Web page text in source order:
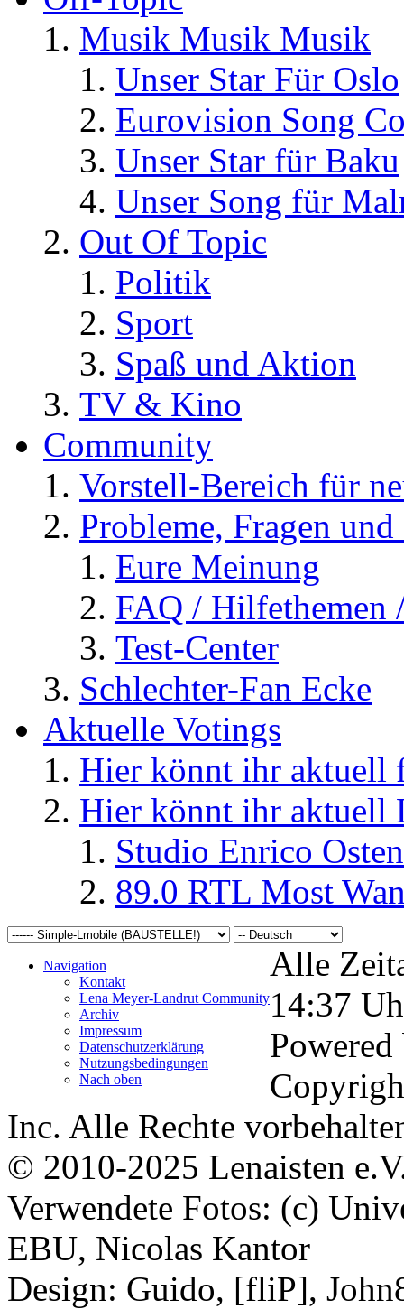
Musik Musik Musik
Unser Star Für Oslo
Eurovision Song
Unser Star für Baku
Unser Song für
Out Of Topic
Politik
Sport
Spaß und Aktion
TV & Kino
Community
Vorstell-Bereich für
Probleme, Fragen
Eure Meinung
FAQ / Hilfethemen
Test-Center
Schlechter-Fan Ecke
Aktuelle Votings
Hier könnt ihr aktuell
Hier könnt ihr aktuell
Studio Enrico
89.0 RTL Most
Navigation
Kontakt
Lena Meyer-Landrut Community
Archiv
Impressum
Datenschutzerklärung
Nutzungsbedingungen
Nach oben
Alle
14:37
Inc. Alle Rechte
© 2010-2025 Lenaisten
Verwendete Fotos: (c)
EBU, Nicolas Kantor
Design: Guido, [fliP],